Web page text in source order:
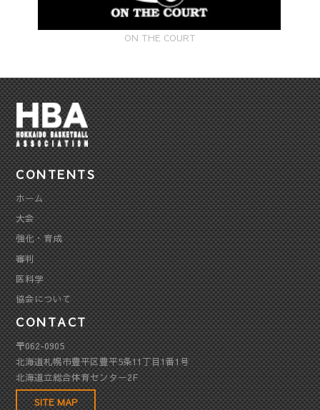
ON THE COURT
CONTENTS
ホーム
大会
強化・育成
審判
医科学
協会について
CONTACT
〒062-0905
北海道札幌市豊平区豊平5条11丁目1番1号
北海道立総合体育センター2F
SITE MAP